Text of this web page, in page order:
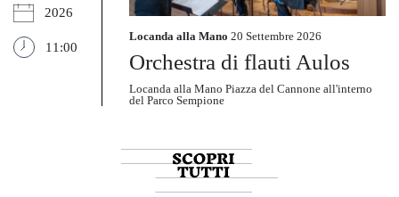
2026
11:00
Locanda alla Mano 20 Settembre 2026
Orchestra di flauti Aulos
Locanda alla Mano Piazza del Cannone all'interno
del Parco Sempione